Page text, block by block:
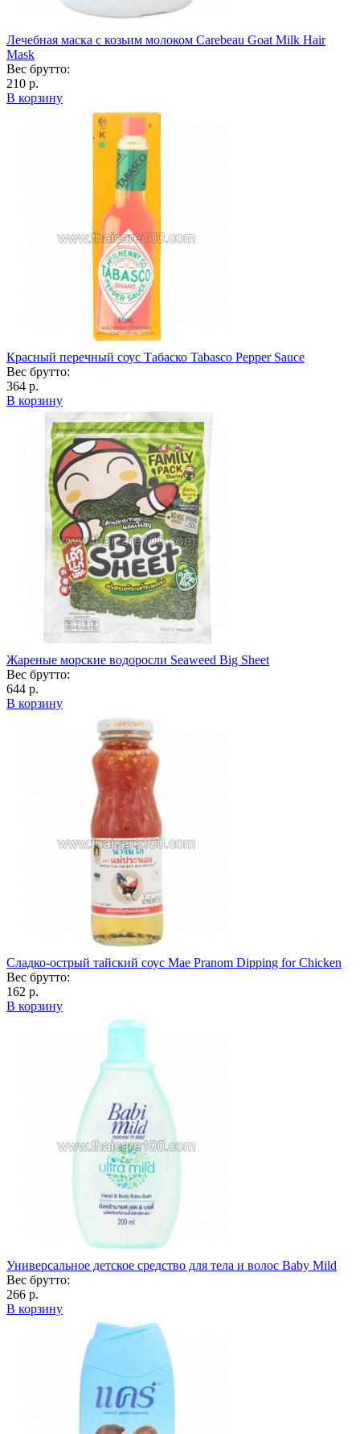
Лечебная маска с козьим молоком Carebeau Goat Milk Hair
Mask
Вес брутто:
210 р.
В корзину
Красный перечный соус Табаско Tabasco Pepper Sauce
Вес брутто:
364 р.
В корзину
Жареные морские водоросли Seaweed Big Sheet
Вес брутто:
644 р.
В корзину
Сладко-острый тайский соус Mae Pranom Dipping for Chicken
Вес брутто:
162 р.
В корзину
Универсальное детское средство для тела и волос Baby Mild
Вес брутто:
266 р.
В корзину